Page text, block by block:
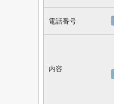
電話番号
内容